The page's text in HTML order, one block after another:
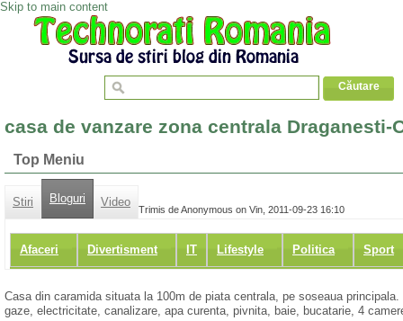
Skip to main content
casa de vanzare zona centrala Draganesti-
Top Meniu
Stiri Bloguri Video
Afaceri Divertisment IT Lifestyle Politica Sport
Trimis de Anonymous on Vin, 2011-09-23 16:10
Casa din caramida situata la 100m de piata centrala, pe soseaua
gaze, electricitate, canalizare, apa curenta, pivnita, baie, bucatarie, 4